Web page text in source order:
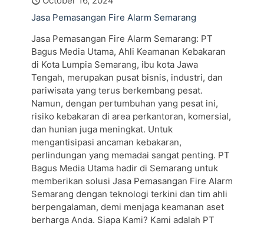
Jasa Pemasangan Fire Alarm Semarang
Jasa Pemasangan Fire Alarm Semarang: PT
Bagus Media Utama, Ahli Keamanan Kebakaran
di Kota Lumpia Semarang, ibu kota Jawa
Tengah, merupakan pusat bisnis, industri, dan
pariwisata yang terus berkembang pesat.
Namun, dengan pertumbuhan yang pesat ini,
risiko kebakaran di area perkantoran, komersial,
dan hunian juga meningkat. Untuk
mengantisipasi ancaman kebakaran,
perlindungan yang memadai sangat penting. PT
Bagus Media Utama hadir di Semarang untuk
memberikan solusi Jasa Pemasangan Fire Alarm
Semarang dengan teknologi terkini dan tim ahli
berpengalaman, demi menjaga keamanan aset
berharga Anda. Siapa Kami? Kami adalah PT